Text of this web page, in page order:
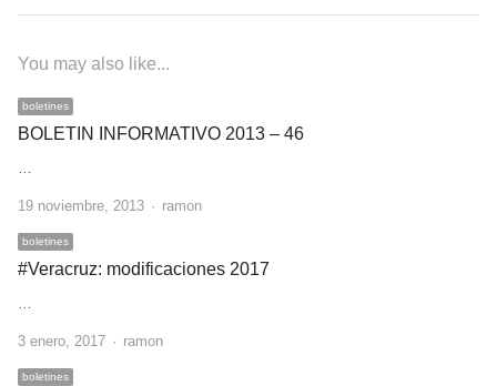
You may also like...
boletines
BOLETIN INFORMATIVO 2013 – 46
19 noviembre, 2013 Author
ramon
boletines
#Veracruz: modificaciones 2017
3 enero, 2017 Author
ramon
boletines